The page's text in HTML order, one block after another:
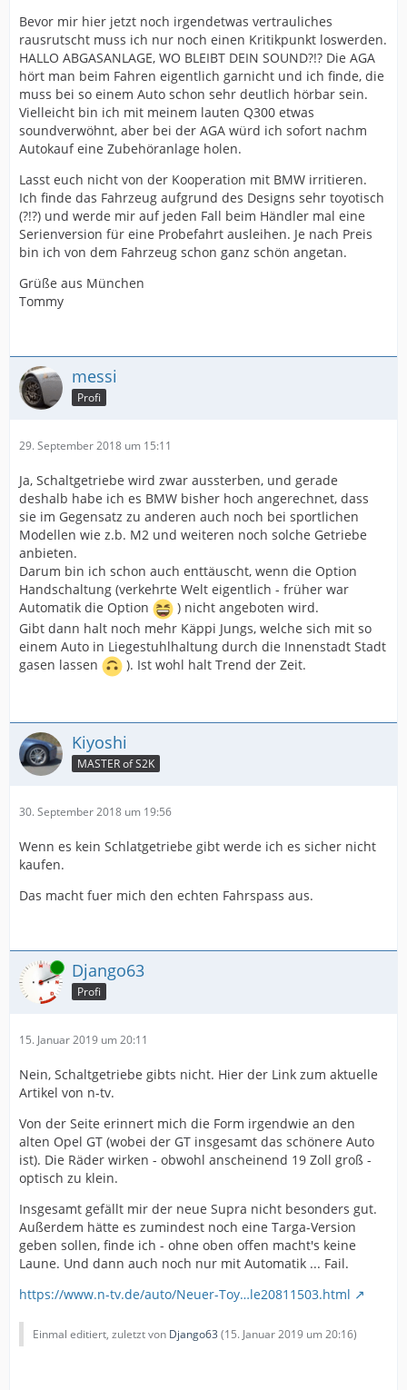
Bevor mir hier jetzt noch irgendetwas vertrauliches
rausrutscht muss ich nur noch einen Kritikpunkt loswerden.
HALLO ABGASANLAGE, WO BLEIBT DEIN SOUND?!? Die AGA
hört man beim Fahren eigentlich garnicht und ich finde, die
muss bei so einem Auto schon sehr deutlich hörbar sein.
Vielleicht bin ich mit meinem lauten Q300 etwas
soundverwöhnt, aber bei der AGA würd ich sofort nachm
Autokauf eine Zubehöranlage holen.
Lasst euch nicht von der Kooperation mit BMW irritieren.
Ich finde das Fahrzeug aufgrund des Designs sehr toyotisch
(?!?) und werde mir auf jeden Fall beim Händler mal eine
Serienversion für eine Probefahrt ausleihen. Je nach Preis
bin ich von dem Fahrzeug schon ganz schön angetan.
Grüße aus München
Tommy
messi
Profi
29. September 2018 um 15:11
Ja, Schaltgetriebe wird zwar aussterben, und gerade
deshalb habe ich es BMW bisher hoch angerechnet, dass
sie im Gegensatz zu anderen auch noch bei sportlichen
Modellen wie z.b. M2 und weiteren noch solche Getriebe
anbieten.
Darum bin ich schon auch enttäuscht, wenn die Option
Handschaltung (verkehrte Welt eigentlich - früher war
Automatik die Option
) nicht angeboten wird.
Gibt dann halt noch mehr Käppi Jungs, welche sich mit so
einem Auto in Liegestuhlhaltung durch die Innenstadt Stadt
gasen lassen
). Ist wohl halt Trend der Zeit.
Kiyoshi
MASTER of S2K
30. September 2018 um 19:56
Wenn es kein Schlatgetriebe gibt werde ich es sicher nicht
kaufen.
Das macht fuer mich den echten Fahrspass aus.
Online Django63
Profi
15. Januar 2019 um 20:11
Nein, Schaltgetriebe gibts nicht. Hier der Link zum aktuelle
Artikel von n-tv.
Von der Seite erinnert mich die Form irgendwie an den
alten Opel GT (wobei der GT insgesamt das schönere Auto
ist). Die Räder wirken - obwohl anscheinend 19 Zoll groß -
optisch zu klein.
Insgesamt gefällt mir der neue Supra nicht besonders gut.
Außerdem hätte es zumindest noch eine Targa-Version
geben sollen, finde ich - ohne oben offen macht's keine
Laune. Und dann auch noch nur mit Automatik ... Fail.
https://www.n-tv.de/auto/Neuer-Toy…le20811503.html
Einmal editiert, zuletzt von Django63 (15. Januar 2019 um 20:16)